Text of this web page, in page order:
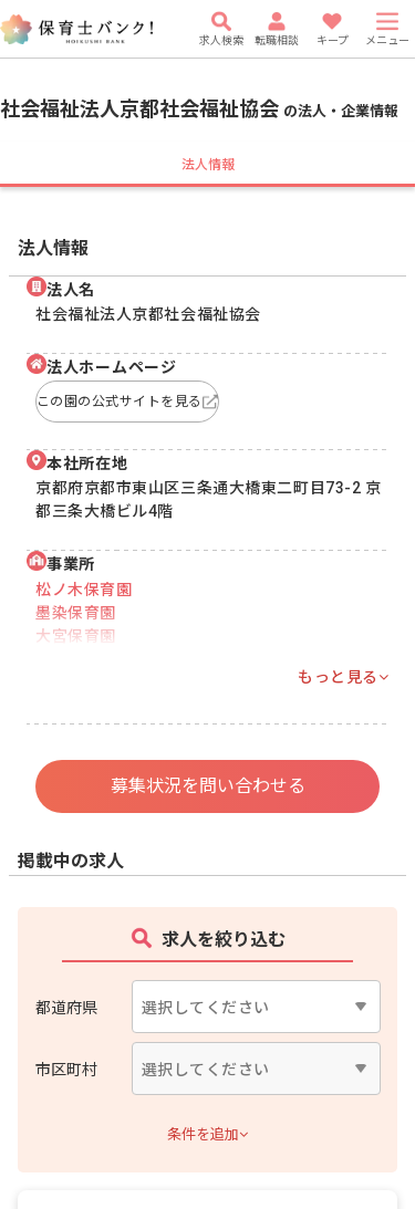
求人検索 転職相談 キープ メニュー
社会福祉法人京都社会福祉協会 の法人・企業情報
法人情報
法人情報
法人名
社会福祉法人京都社会福祉協会
法人ホームページ
この園の公式サイトを見る
本社所在地
京都府京都市東山区三条通大橋東二町目73-2 京
都三条大橋ビル4階
事業所
松ノ木保育園
墨染保育園
大宮保育園
もっと見る
募集状況を問い合わせる
掲載中の求人
求人を絞り込む
都道府県
市区町村
条件を追加